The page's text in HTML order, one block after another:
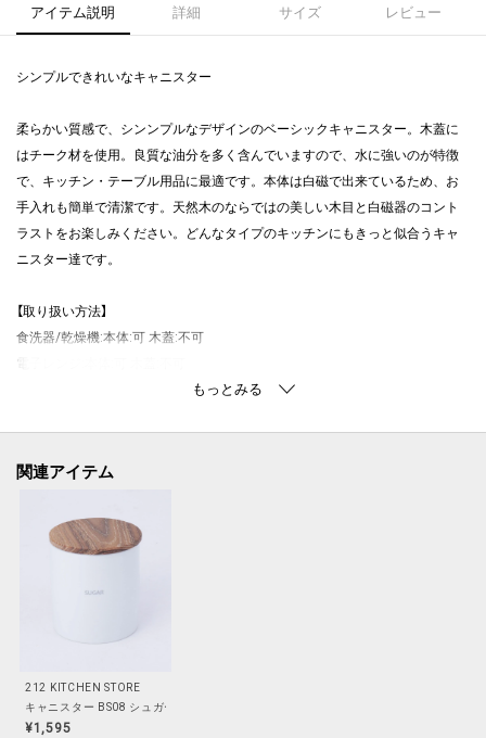
アイテム説明 詳細 サイズ レビュー
シンプルできれいなキャニスター
柔らかい質感で、シンンプルなデザインのベーシックキャニスター。木蓋に
はチーク材を使用。良質な油分を多く含んでいますので、水に強いのが特徴
で、キッチン・テーブル用品に最適です。本体は白磁で出来ているため、お
手入れも簡単で清潔です。天然木のならではの美しい木目と白磁器のコント
ラストをお楽しみください。どんなタイプのキッチンにもきっと似合うキャ
ニスター達です。
【取り扱い方法】
食洗器/乾燥機:本体:可 木蓋:不可
電子レンジ:本体:可 木蓋:不可
容量:320ml
関連アイテム
212 KITCHEN STORE
キャニスター BS08 シュガー
¥1,595